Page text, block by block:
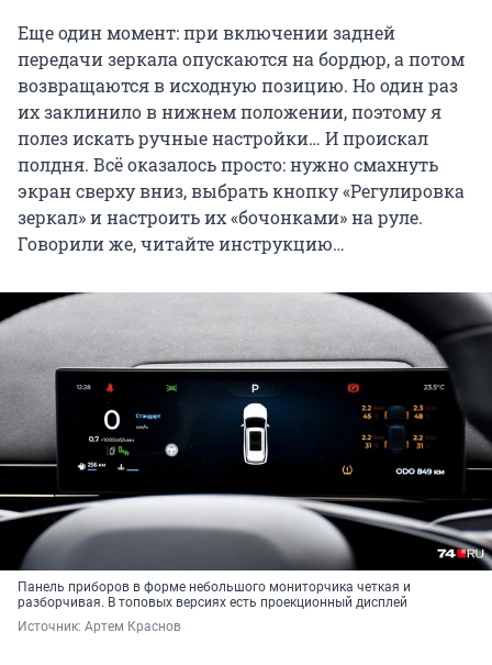
Еще один момент: при включении задней
передачи зеркала опускаются на бордюр, а потом
возвращаются в исходную позицию. Но один раз
их заклинило в нижнем положении, поэтому я
полез искать ручные настройки… И проискал
полдня. Всё оказалось просто: нужно смахнуть
экран сверху вниз, выбрать кнопку «Регулировка
зеркал» и настроить их «бочонками» на руле.
Говорили же, читайте инструкцию…
Панель приборов в форме небольшого мониторчика четкая и
разборчивая. В топовых версиях есть проекционный дисплей
Источник: Артем Краснов